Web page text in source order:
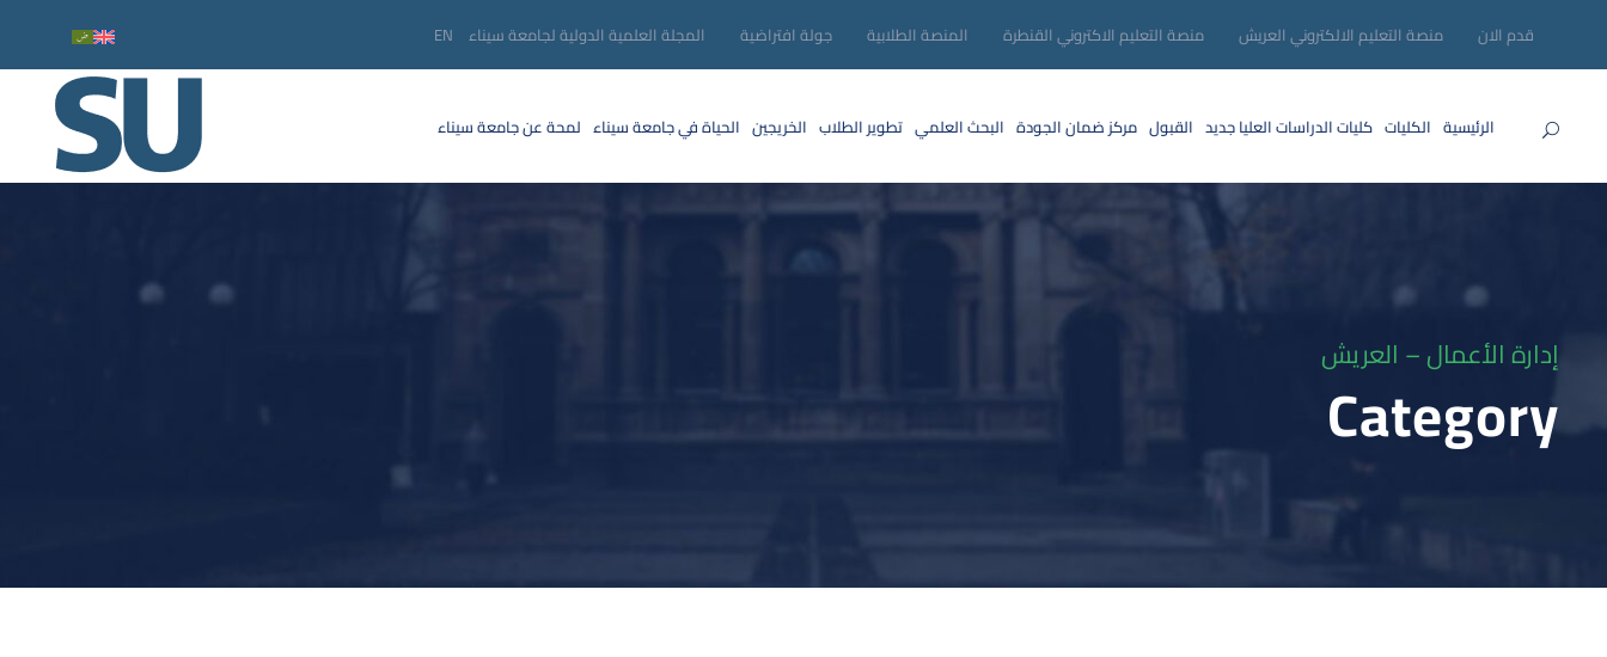
قدم الان منصة التعليم الالكتروني العريش منصة التعليم الاكتروني القنطرة المنصة الطلابية جولة افتراضية المجلة العلمية الدولية لجامعة سيناء EN
الرئيسية الكليات كليات الدراسات العلياجديد القبول مركز ضمان الجودة البحث العلمي تطوير الطلاب الخريجين الحياة في جامعة سيناء لمحة عن جامعة سيناء
إدارة الأعمال – العريش
Category